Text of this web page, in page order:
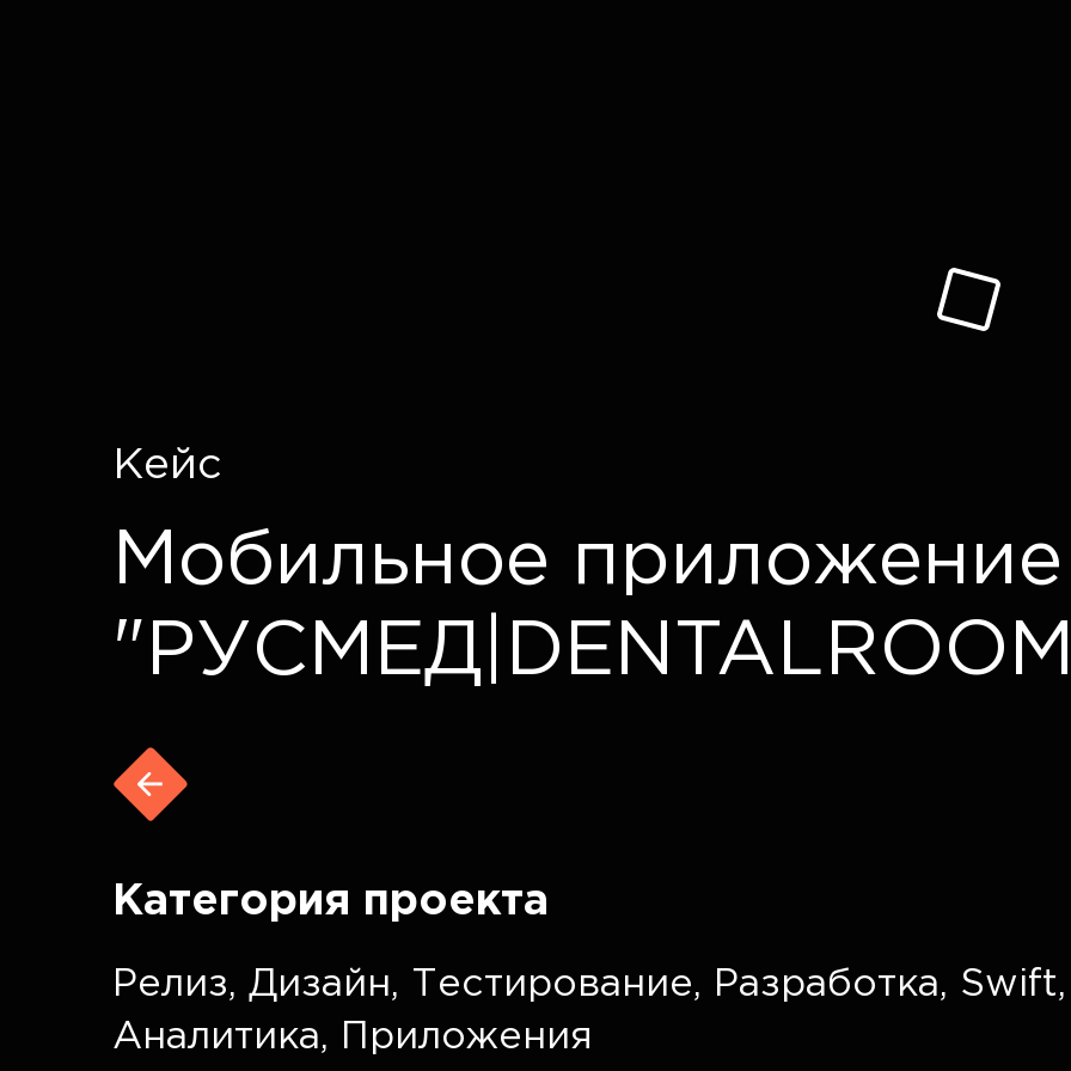
Кейс
Мобильное приложение
Категория проекта
Релиз, Дизайн, Тестирование, Разработка, Swift
Аналитика, Приложения